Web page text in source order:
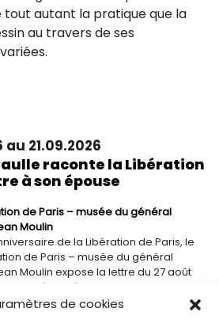
de cookies
tout autant la pratique que la
au travers de ses
au 21.09.2026
raconte la Libération
à son épouse
de Paris – musée du général
Moulin
de la Libération de Paris, le
de Paris – musée du général
Moulin expose la lettre du 27 août
Gaulle à son épouse Yvonne, lui narrant
la Libération de Paris.